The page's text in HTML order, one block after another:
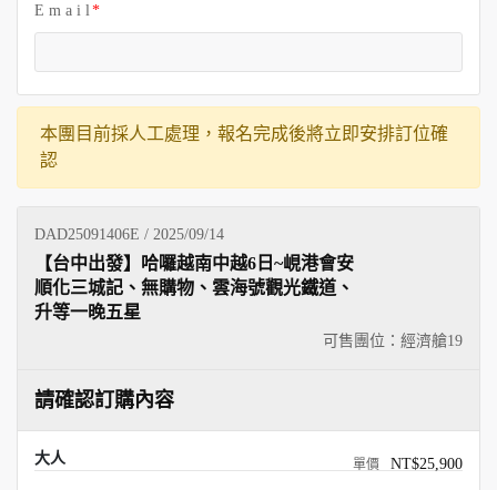
E m a i l
本團目前採人工處理，報名完成後將立即安排訂位確
認
DAD25091406E / 2025/09/14
可售團位：經濟艙19
【台中出發】哈囉越南中越6日~峴港會安
順化三城記、無購物、雲海號觀光鐵道、
升等一晚五星
請確認訂購內容
大人 NT$25,900